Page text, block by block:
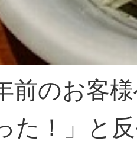
前のお客
た！」と